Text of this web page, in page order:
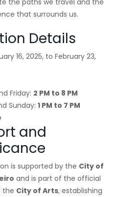
that surrounds us.
Details
16, 2025, to February 23,
Friday: 2 PM to 8 PM
Sunday: 1 PM to 7 PM
and
is supported by the City of
and is part of the official
the City of Arts, establishing